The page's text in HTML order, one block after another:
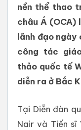
nền thể thao
châu Á
lãnh đạo ngày
công tác
thảo quốc tế
diễn ra ở Bắc
Tại Diễn đàn
Nair và Tiến sĩ